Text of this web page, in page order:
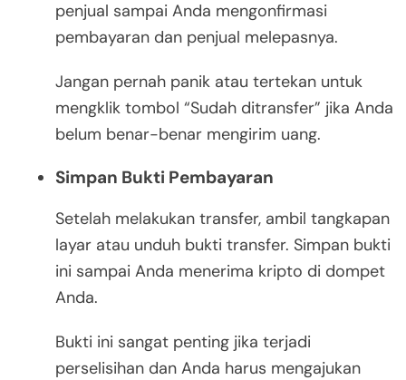
penjual sampai Anda mengonfirmasi
pembayaran dan penjual melepasnya.
Jangan pernah panik atau tertekan untuk
mengklik tombol “Sudah ditransfer” jika Anda
belum benar-benar mengirim uang.
Simpan Bukti Pembayaran
Setelah melakukan transfer, ambil tangkapan
layar atau unduh bukti transfer. Simpan bukti
ini sampai Anda menerima kripto di dompet
Anda.
Bukti ini sangat penting jika terjadi
perselisihan dan Anda harus mengajukan